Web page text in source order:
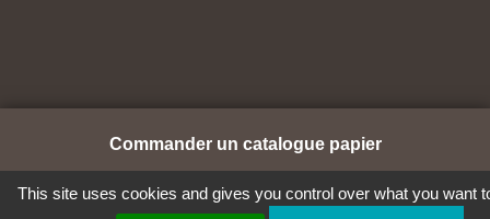
Commander un catalogue papier
Accéder au formulaire
This site uses cookies and gives you control over what you want